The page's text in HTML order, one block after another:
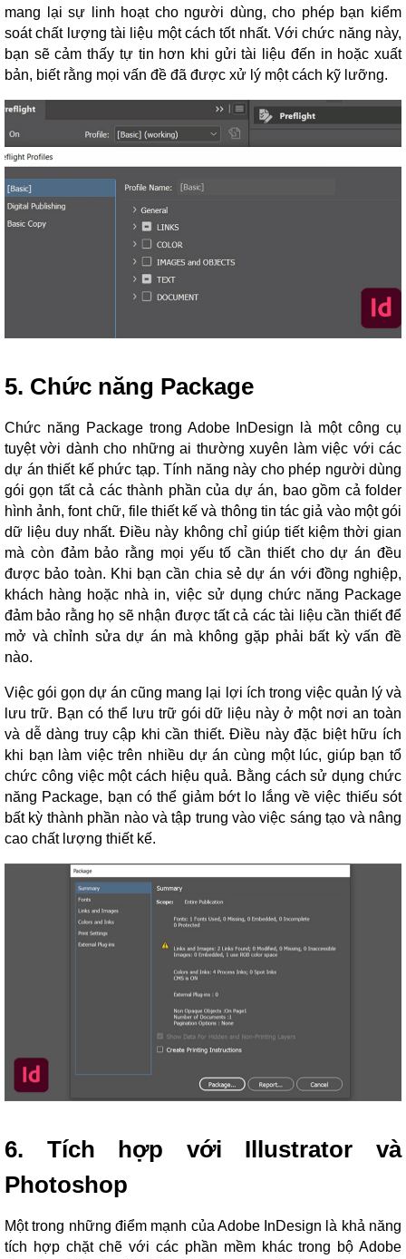
mang lại sự linh hoạt cho người dùng, cho phép bạn kiểm
soát chất lượng tài liệu một cách tốt nhất. Với chức năng này,
bạn sẽ cảm thấy tự tin hơn khi gửi tài liệu đến in hoặc xuất
bản, biết rằng mọi vấn đề đã được xử lý một cách kỹ lưỡng.
5. Chức năng Package
Chức năng Package trong Adobe InDesign là một công cụ
tuyệt vời dành cho những ai thường xuyên làm việc với các
dự án thiết kế phức tạp. Tính năng này cho phép người dùng
gói gọn tất cả các thành phần của dự án, bao gồm cả folder
hình ảnh, font chữ, file thiết kế và thông tin tác giả vào một gói
dữ liệu duy nhất. Điều này không chỉ giúp tiết kiệm thời gian
mà còn đảm bảo rằng mọi yếu tố cần thiết cho dự án đều
được bảo toàn. Khi bạn cần chia sẻ dự án với đồng nghiệp,
khách hàng hoặc nhà in, việc sử dụng chức năng Package
đảm bảo rằng họ sẽ nhận được tất cả các tài liệu cần thiết để
mở và chỉnh sửa dự án mà không gặp phải bất kỳ vấn đề
nào.
Việc gói gọn dự án cũng mang lại lợi ích trong việc quản lý và
lưu trữ. Bạn có thể lưu trữ gói dữ liệu này ở một nơi an toàn
và dễ dàng truy cập khi cần thiết. Điều này đặc biệt hữu ích
khi bạn làm việc trên nhiều dự án cùng một lúc, giúp bạn tổ
chức công việc một cách hiệu quả. Bằng cách sử dụng chức
năng Package, bạn có thể giảm bớt lo lắng về việc thiếu sót
bất kỳ thành phần nào và tập trung vào việc sáng tạo và nâng
cao chất lượng thiết kế.
6. Tích hợp với Illustrator và
Photoshop
Một trong những điểm mạnh của Adobe InDesign là khả năng
tích hợp chặt chẽ với các phần mềm khác trong bộ Adobe